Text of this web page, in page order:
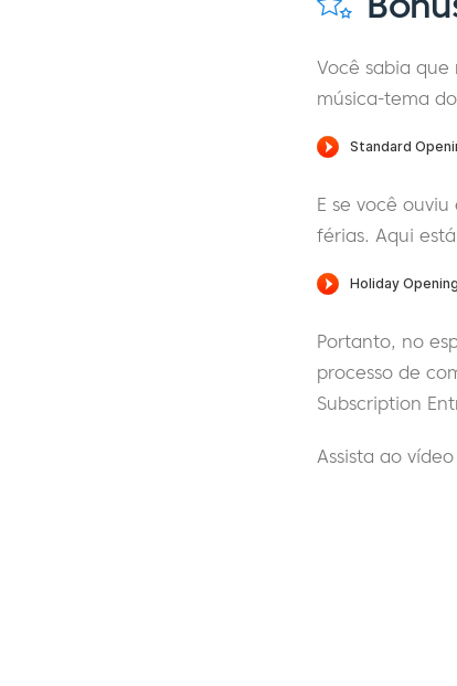
Você sabia que
música-tema
E se você
férias. Aqui
Portanto, no
processo de
Subscription
Assista ao